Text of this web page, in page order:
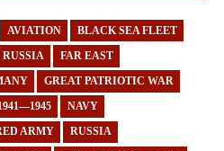
AVIATION BLACK SEA FLEET
FAR EAST
GREAT PATRIOTIC WAR
NAVY
ARMY RUSSIA